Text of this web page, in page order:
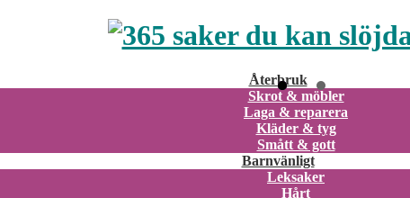
Återbruk
Skrot & möbler
Laga & reparera
Kläder & tyg
Smått & gott
Barnvänligt
Leksaker
Hårt